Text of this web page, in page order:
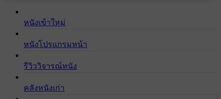
หนังเข้าใหม่
หนังโปรแกรมหน้า
รีวิววิจารณ์หนัง
คลังหนังเก่า